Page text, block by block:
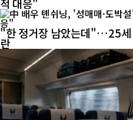
적 대응"
"한 정거장 남았는데"…25세
란